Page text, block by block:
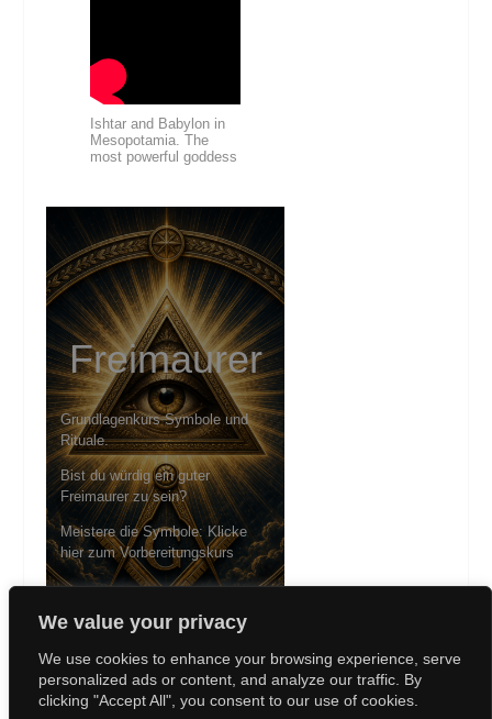
We value your privacy
We use cookies to enhance your browsing experience, serve
personalized ads or content, and analyze our traffic. By
clicking "Accept All", you consent to our use of cookies.
Ishtar and Babylon in
Mesopotamia. The
most powerful goddess
Freimaurer
Grundlagenkurs Symbole und
Rituale.
Bist du würdig ein guter
Freimaurer zu sein?
Meistere die Symbole: Klicke
hier zum Vorbereitungskurs